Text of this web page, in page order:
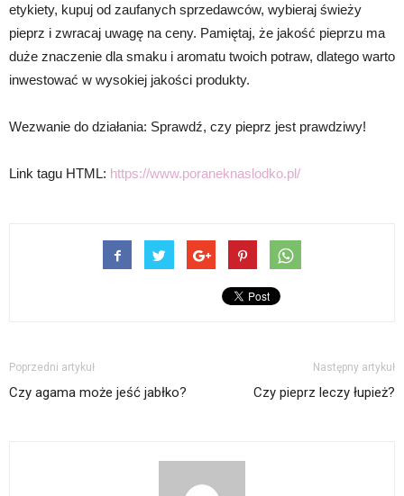
etykiety, kupuj od zaufanych sprzedawców, wybieraj świeży
pieprz i zwracaj uwagę na ceny. Pamiętaj, że jakość pieprzu ma
duże znaczenie dla smaku i aromatu twoich potraw, dlatego warto
inwestować w wysokiej jakości produkty.
Wezwanie do działania: Sprawdź, czy pieprz jest prawdziwy!
Link tagu HTML: https://www.poraneknaslodko.pl/
Poprzedni artykuł
Czy agama może jeść jabłko?
Następny artykuł
Czy pieprz leczy łupież?